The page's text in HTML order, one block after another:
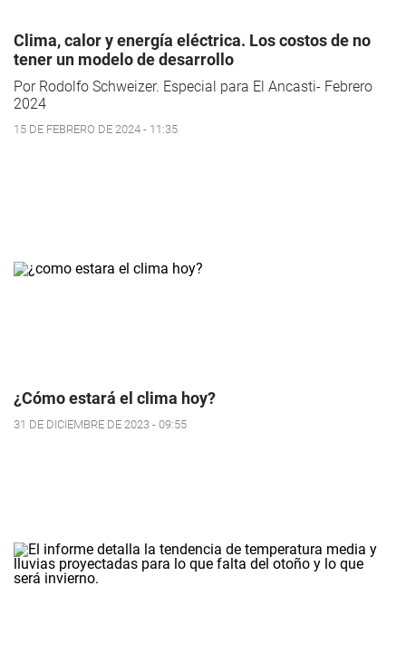
Clima, calor y energía eléctrica. Los costos de no
tener un modelo de desarrollo
Por Rodolfo Schweizer. Especial para El Ancasti- Febrero
2024
15 DE FEBRERO DE 2024 - 11:35
¿Cómo estará el clima hoy?
31 DE DICIEMBRE DE 2023 - 09:55